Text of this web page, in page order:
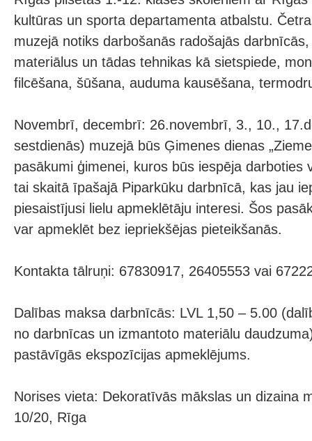
kultūras un sporta departamenta atbalstu.
muzejā notiks darbošanās radošajās
materiālus un tādas tehnikas kā sietspiede,
filcēšana, šūšana, auduma kausēšana,
Novembrī, decembrī: 26.novembrī, 3., 10.,
sestdienās) muzejā būs Ģimenes dienas
pasākumi ģimenei, kuros būs iespēja darboties
tai skaitā īpašajā Piparkūku darbnīcā, kas jau
piesaistījusi lielu apmeklētāju interesi. Šos
var apmeklēt bez iepriekšējas pieteikšanās.
Kontakta tālruņi: 67830917, 26405553 vai
Dalības maksa darbnīcās: LVL 1,50 – 5.00
no darbnīcas un izmantoto materiālu
pastāvīgās ekspozīcijas apmeklējums.
Norises vieta: Dekoratīvās mākslas un dizaina
10/20, Rīga